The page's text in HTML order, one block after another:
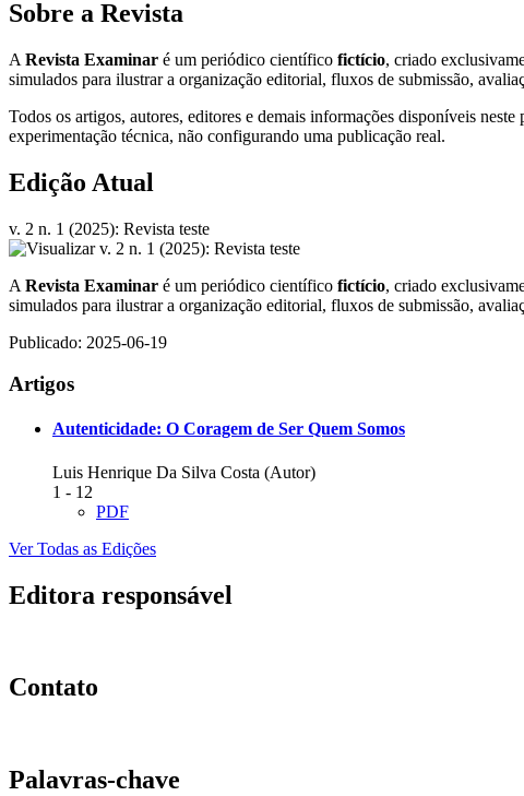
Sobre a Revista
A Revista Examinar é um periódico científico fictício, criado
simulados para ilustrar a organização editorial, fluxos de submissão,
Todos os artigos, autores, editores e demais informações disponíveis neste
experimentação técnica, não configurando uma publicação real.
Edição Atual
v. 2 n. 1 (2025): Revista teste
A Revista Examinar é um periódico científico fictício, criado
simulados para ilustrar a organização editorial, fluxos de submissão,
Publicado: 2025-06-19
Artigos
Autenticidade: O Coragem de Ser Quem Somos
Luis Henrique Da Silva Costa (Autor)
1 - 12
PDF
Ver Todas as Edições
Editora responsável
Contato
Palavras-chave